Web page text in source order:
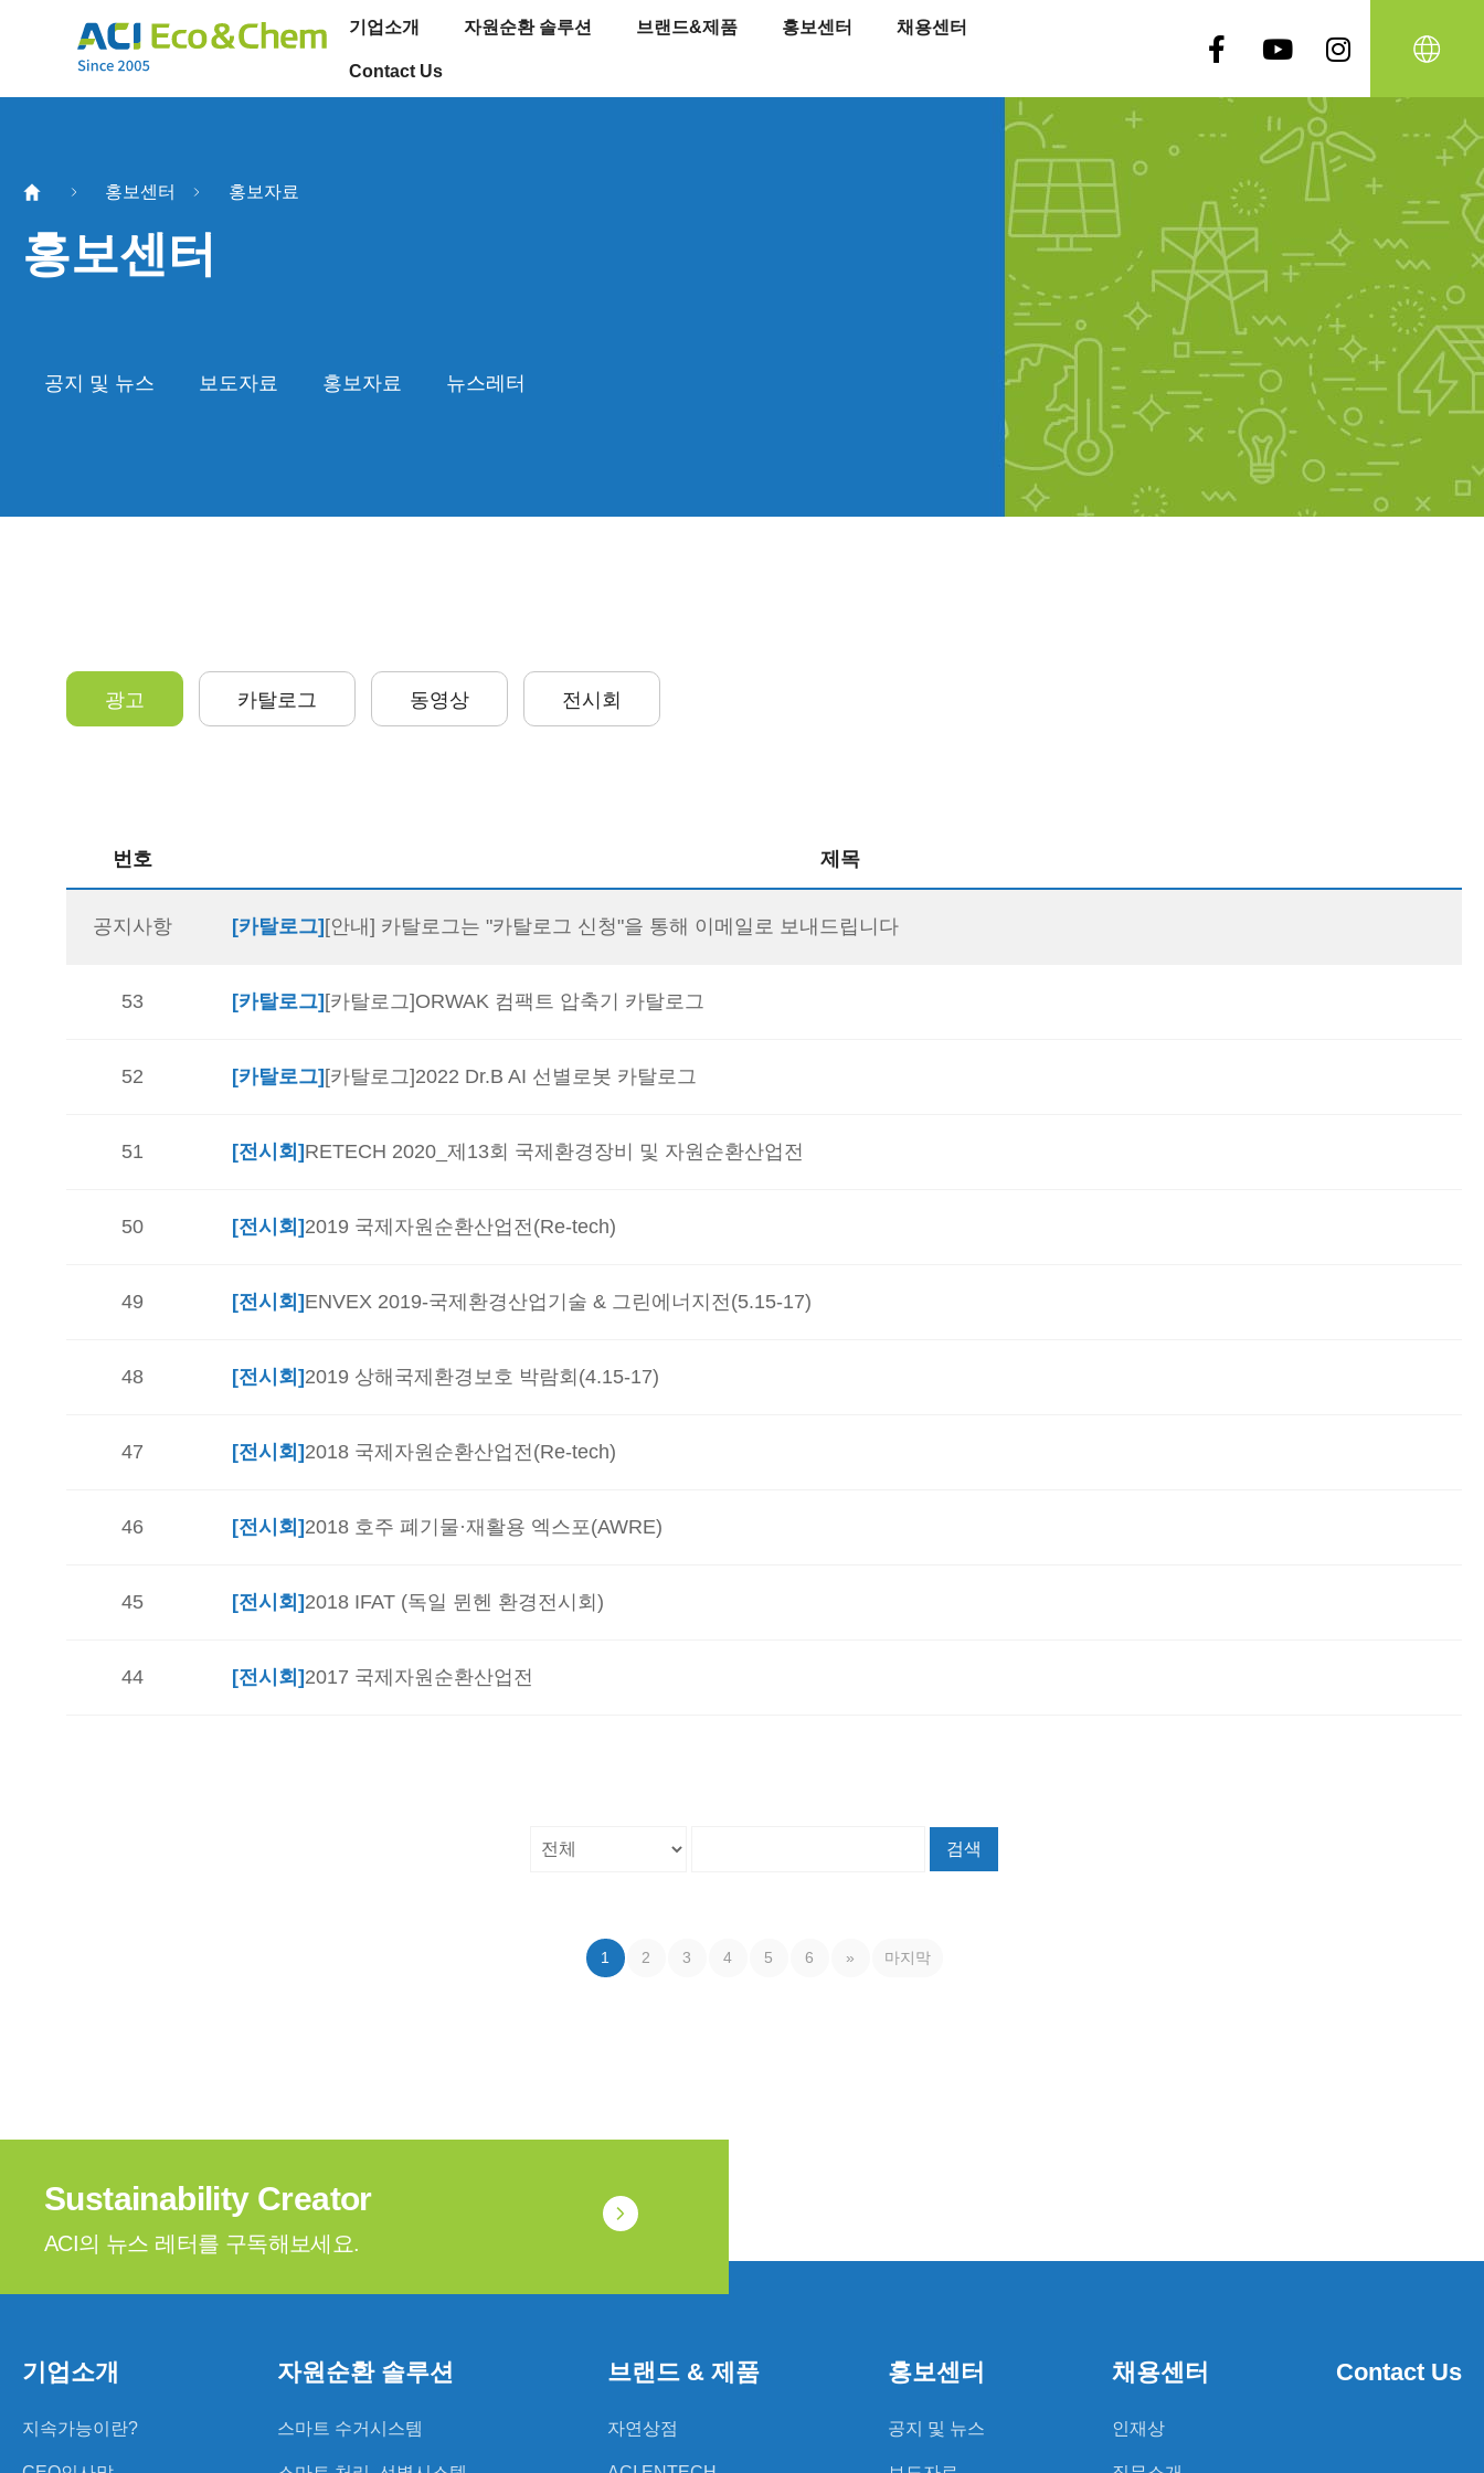
기업소개 자원순환 솔루션 브랜드&제품 홍보센터 채용센터
Contact Us
홍보센터 홍보자료
홍보센터
공지 및 뉴스 보도자료 홍보자료 뉴스레터
광고 카탈로그 동영상 전시회
번호 제목
공지사항 [카탈로그] [안내] 카탈로그는 "카탈로그 신청"을 통해 이메일로 보내드립니다
53 [카탈로그] [카탈로그]ORWAK 컴팩트 압축기 카탈로그
52 [카탈로그] [카탈로그]2022 Dr.B AI 선별로봇 카탈로그
51 [전시회] RETECH 2020_제13회 국제환경장비 및 자원순환산업전
50 [전시회] 2019 국제자원순환산업전(Re-tech)
49 [전시회] ENVEX 2019-국제환경산업기술 & 그린에너지전(5.15-17)
48 [전시회] 2019 상해국제환경보호 박람회(4.15-17)
47 [전시회] 2018 국제자원순환산업전(Re-tech)
46 [전시회] 2018 호주 폐기물·재활용 엑스포(AWRE)
45 [전시회] 2018 IFAT (독일 뮌헨 환경전시회)
44 [전시회] 2017 국제자원순환산업전
검색
1 2 3 4 5 6 » 마지막
Sustainability Creator
ACI의 뉴스 레터를 구독해보세요.
기업소개
지속가능이란?
자원순환 솔루션
스마트 수거시스템
브랜드 & 제품
자연상점
홍보센터
공지 및 뉴스
채용센터
인재상
Contact Us